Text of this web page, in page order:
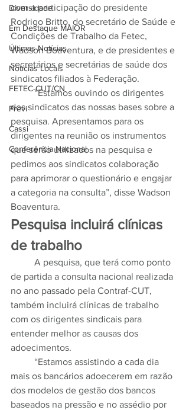
Diversidade
Em Destaque MAIOR
Últimas Notícias
Notícias Locais
FETEC-CUT/CN
Previ
Cassi
Conferência Nacional
com a participação do presidente
Rodrigo Britto, do secretário de Saúde e
Condições de Trabalho da Fetec,
Wadson Boaventura, e de presidentes e
secretários e secretárias de saúde dos
sindicatos filiados à Federação.
	“Estamos ouvindo os dirigentes
dos sindicatos das nossas bases sobre a
pesquisa. Apresentamos para os
dirigentes na reunião os instrumentos
que serão utilizados na pesquisa e
pedimos aos sindicatos colaboração
para aprimorar o questionário e engajar
a categoria na consulta”, disse Wadson
Boaventura.
Pesquisa incluirá clínicas
de trabalho
de partida a consulta nacional realizada
no ano passado pela Contraf-CUT,
também incluirá clínicas de trabalho
com os dirigentes sindicais para
entender melhor as causas dos
adoecimentos.
mais os bancários adoecerem em razão
dos modelos de gestão dos bancos
baseados na pressão e no assédio por